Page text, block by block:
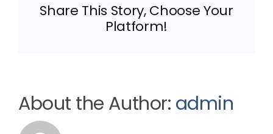
Share This Story, Choose Your
Platform!
About the Author: admin